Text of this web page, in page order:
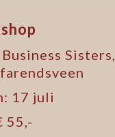
Sisters,
17 juli
55,-